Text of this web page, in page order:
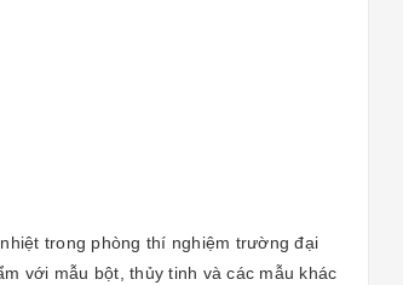
trong phòng thí nghiệm trường đại
với mẫu bột, thủy tinh và các mẫu khác